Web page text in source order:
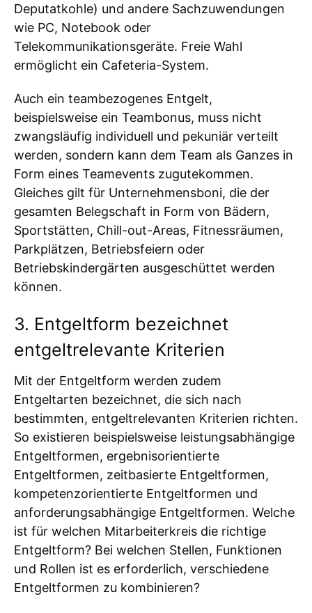
Deputatkohle) und andere Sachzuwendungen
wie PC, Notebook oder
Telekommunikationsgeräte. Freie Wahl
ermöglicht ein Cafeteria-System.
Auch ein teambezogenes Entgelt,
beispielsweise ein Teambonus, muss nicht
zwangsläufig individuell und pekuniär verteilt
werden, sondern kann dem Team als Ganzes in
Form eines Teamevents zugutekommen.
Gleiches gilt für Unternehmensboni, die der
gesamten Belegschaft in Form von Bädern,
Sportstätten, Chill-out-Areas, Fitnessräumen,
Parkplätzen, Betriebsfeiern oder
Betriebskindergärten ausgeschüttet werden
können.
3. Entgeltform bezeichnet
entgeltrelevante Kriterien
Mit der Entgeltform werden zudem
Entgeltarten bezeichnet, die sich nach
bestimmten, entgeltrelevanten Kriterien richten.
So existieren beispielsweise leistungsabhängige
Entgeltformen, ergebnisorientierte
Entgeltformen, zeitbasierte Entgeltformen,
kompetenzorientierte Entgeltformen und
anforderungsabhängige Entgeltformen. Welche
ist für welchen Mitarbeiterkreis die richtige
Entgeltform? Bei welchen Stellen, Funktionen
und Rollen ist es erforderlich, verschiedene
Entgeltformen zu kombinieren?